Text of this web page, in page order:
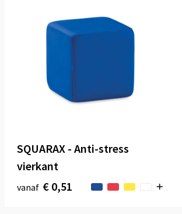
SQUARAX - Anti-stress
vierkant
vanaf € 0,51